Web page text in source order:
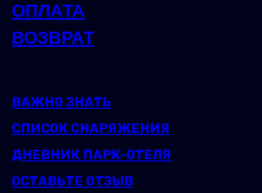
ОПЛАТА
ВОЗВРАТ
ВАЖНО ЗНАТЬ
СПИСОК СНАРЯЖЕНИЯ
ДНЕВНИК ПАРК-ОТЕЛЯ
ОСТАВЬТЕ ОТЗЫВ